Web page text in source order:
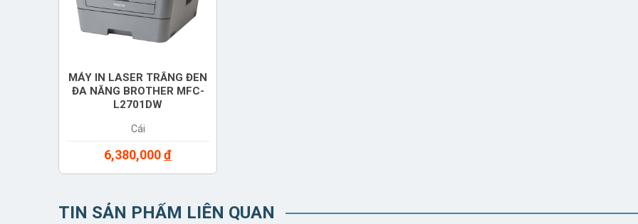
MÁY IN LASER TRẮNG ĐEN
ĐA NĂNG BROTHER MFC-
L2701DW
Cái
6,380,000đ
TIN SẢN PHẨM LIÊN QUAN